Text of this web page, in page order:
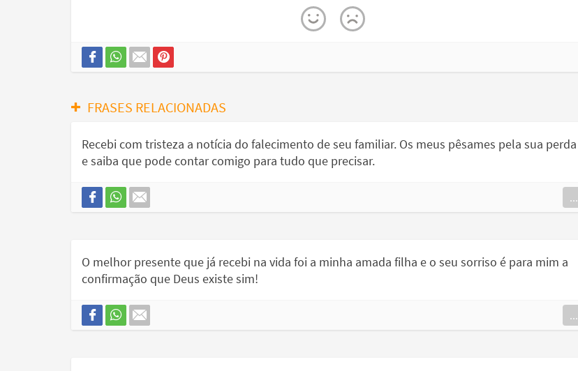
FRASES RELACIONADAS
Recebi com tristeza a notícia do falecimento de seu familiar. Os meus pêsames pela sua perda
e saiba que pode contar comigo para tudo que precisar.
...
O melhor presente que já recebi na vida foi a minha amada filha e o seu sorriso é para mim a
confirmação que Deus existe sim!
...